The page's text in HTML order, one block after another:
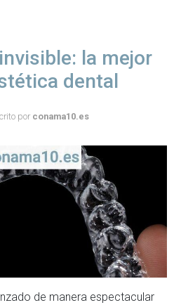
la mejor
dental
por conama10.es
de manera espectacular